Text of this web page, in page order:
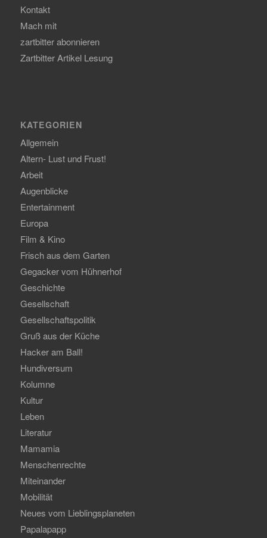
Kontakt
Mach mit
zartbitter abonnieren
Zartbitter Artikel Lesung
KATEGORIEN
Allgemein
Altern- Lust und Frust!
Arbeit
Augenblicke
Entertainment
Europa
Film & Kino
Frisch aus dem Garten
Gegacker vom Hühnerhof
Geschichte
Gesellschaft
Gesellschaftspolitik
Gruß aus der Küche
Hacker am Ball!
Hundiversum
Kolumne
Kultur
Leben
Literatur
Mamamia
Menschenrechte
Miteinander
Mobilität
Neues vom Lieblingsplaneten
Papalapapp